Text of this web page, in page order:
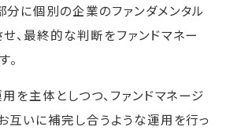
に個別の企業のファンダメンタル
、最終的な判断をファンドマネー
。
を主体としつつ、ファンドマネージ
互いに補完し合うような運用を行っ